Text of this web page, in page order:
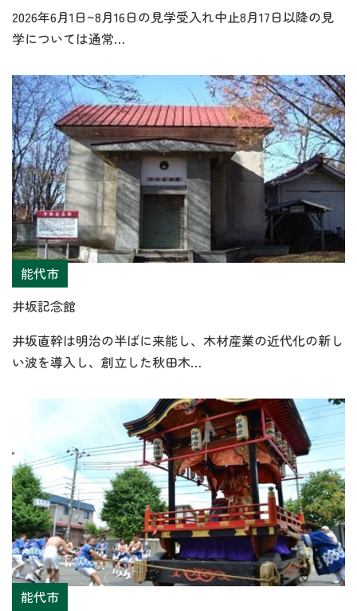
2026年6月1日~8月16日の見学受入れ中止8月17日以降の見
学については通常…
能代市
井坂記念館
井坂直幹は明治の半ばに来能し、木材産業の近代化の新し
い波を導入し、創立した秋田木…
能代市